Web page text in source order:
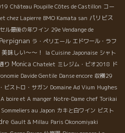
Château Poupille Côtes de Castillon コー
chez Lapierre BMO Kamata san パリビス
ル最後の年ワイン 29e Vendange de
Perpignan ラ・ペリエール エドワール・ラフ
美味しい～～！ la Cuisine Japonaise シャト
り Monica Chatelet ミレジム・ビオ2018 ド
Davide Gentile Danse encore 収穫29
ビストロ・サガン Domaine Ad Vium Hughes
boire et A manger Notre-Dame chef Torikai
au Japon カキと白ワイン ビスト
Gault & Millau Paris Okonomiyaki